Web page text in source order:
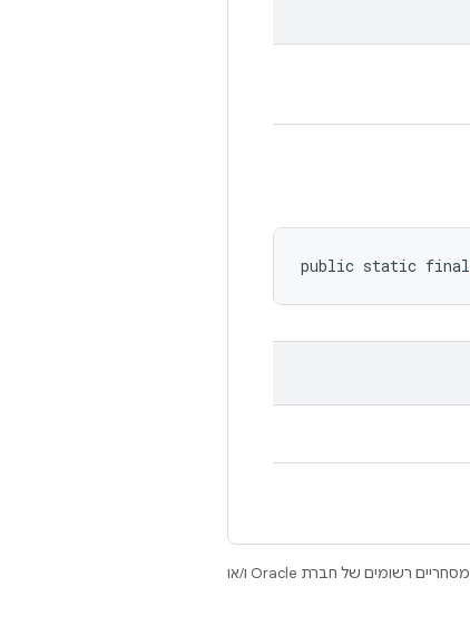
public static final
.‏ Java ו-OpenJDK הם סימנים מסחריים או סימנים מסחריים רשומים של חברת Oracle ו/או